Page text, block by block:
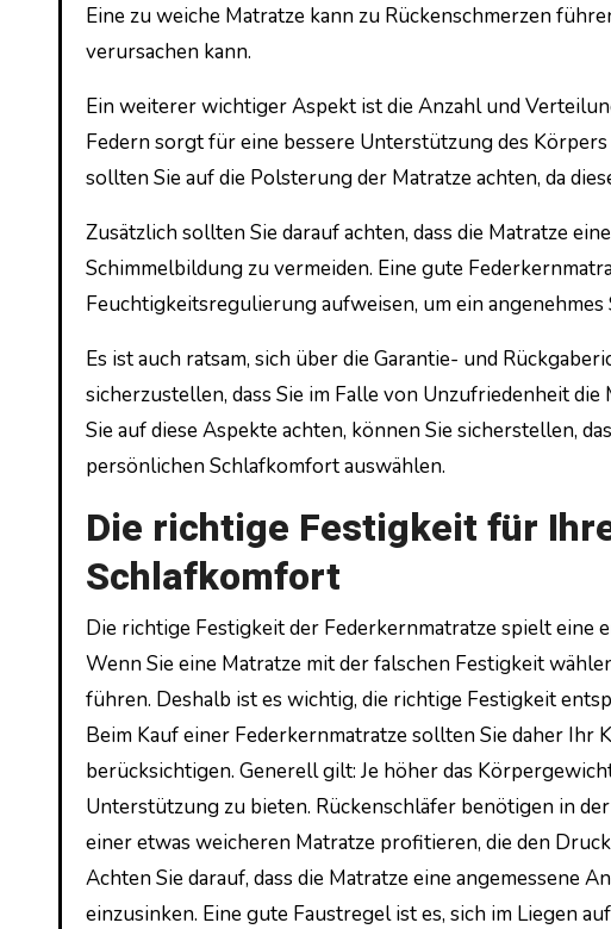
Eine zu weiche Matratze kann zu Rückenschmerzen
verursachen kann.
Ein weiterer wichtiger Aspekt ist die Anzahl und
Federn sorgt für eine bessere Unterstützung des
sollten Sie auf die Polsterung der Matratze achten, da
Zusätzlich sollten Sie darauf achten, dass die Matratze
Schimmelbildung zu vermeiden. Eine gute
Feuchtigkeitsregulierung aufweisen, um ein
Es ist auch ratsam, sich über die Garantie- und
sicherzustellen, dass Sie im Falle von Unzufriedenheit
Sie auf diese Aspekte achten, können Sie sicherstellen,
persönlichen Schlafkomfort auswählen.
Die richtige Festigkeit für
Schlafkomfort
Die richtige Festigkeit der Federkernmatratze spielt
Wenn Sie eine Matratze mit der falschen Festigkeit
führen. Deshalb ist es wichtig, die richtige Festigkeit
Beim Kauf einer Federkernmatratze sollten Sie daher
berücksichtigen. Generell gilt: Je höher das
Unterstützung zu bieten. Rückenschläfer benötigen in
einer etwas weicheren Matratze profitieren, die den
Achten Sie darauf, dass die Matratze eine angemessene
einzusinken. Eine gute Faustregel ist es, sich im Liegen